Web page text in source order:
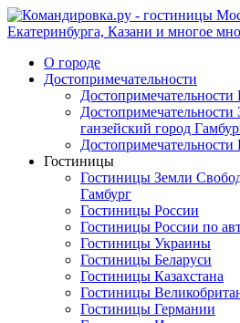
О городе
Достопримечательности
Достопримечательности
ганзейский город
Достопримечательности
Гостиницы
Гостиницы Земли
Гамбург
Гостиницы России
Гостиницы России по
Гостиницы Украины
Гостиницы Беларуси
Гостиницы Казахстана
Гостиницы
Гостиницы Германии